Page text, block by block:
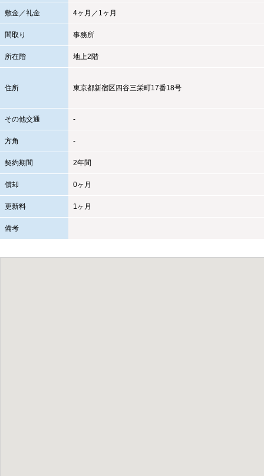
敷金／礼金 4ヶ月／1ヶ月
間取り 事務所
所在階 地上2階
住所 東京都新宿区 四谷三栄町17番18号
その他交通 -
方角 -
契約期間 2年間
償却 0ヶ月
更新料 1ヶ月
備考